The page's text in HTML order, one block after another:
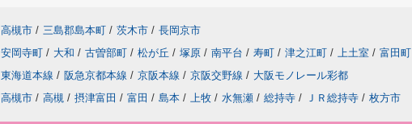
高槻市 / 三島郡島本町 / 茨木市 / 長岡京市
安岡寺町 / 大和 / 古曽部町 / 松が丘 / 塚原 / 南平台 / 寿町 / 津之江町 / 上土室 / 富田町
東海道本線 / 阪急京都本線 / 京阪本線 / 京阪交野線 / 大阪モノレール彩都
高槻市 / 高槻 / 摂津富田 / 富田 / 島本 / 上牧 / 水無瀬 / 総持寺 / ＪＲ総持寺 / 枚方市